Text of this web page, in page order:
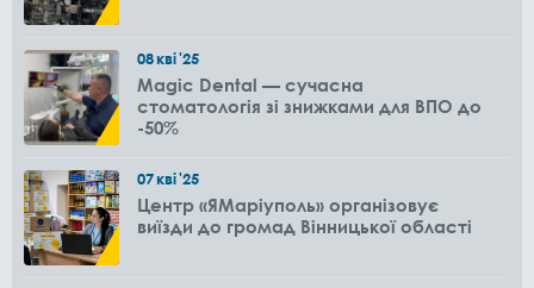
08кві'25
Magic Dental — сучасна
стоматологія зі знижками для ВПО до
-50%
07кві'25
Центр «ЯМаріуполь» організовує
виїзди до громад Вінницької області